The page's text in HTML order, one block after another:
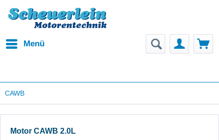
Menü
CAWB
Motor CAWB 2.0L